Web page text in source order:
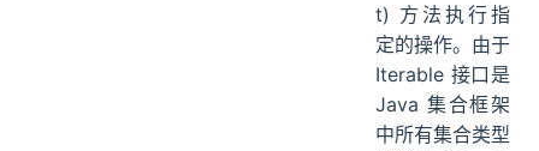
t) 方法执行指
定的操作。由于
Iterable 接口是
Java 集合框架
中所有集合类型